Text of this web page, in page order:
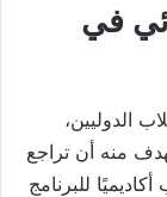
في
الدوليين،
منه أن تراجع
للبرنامج